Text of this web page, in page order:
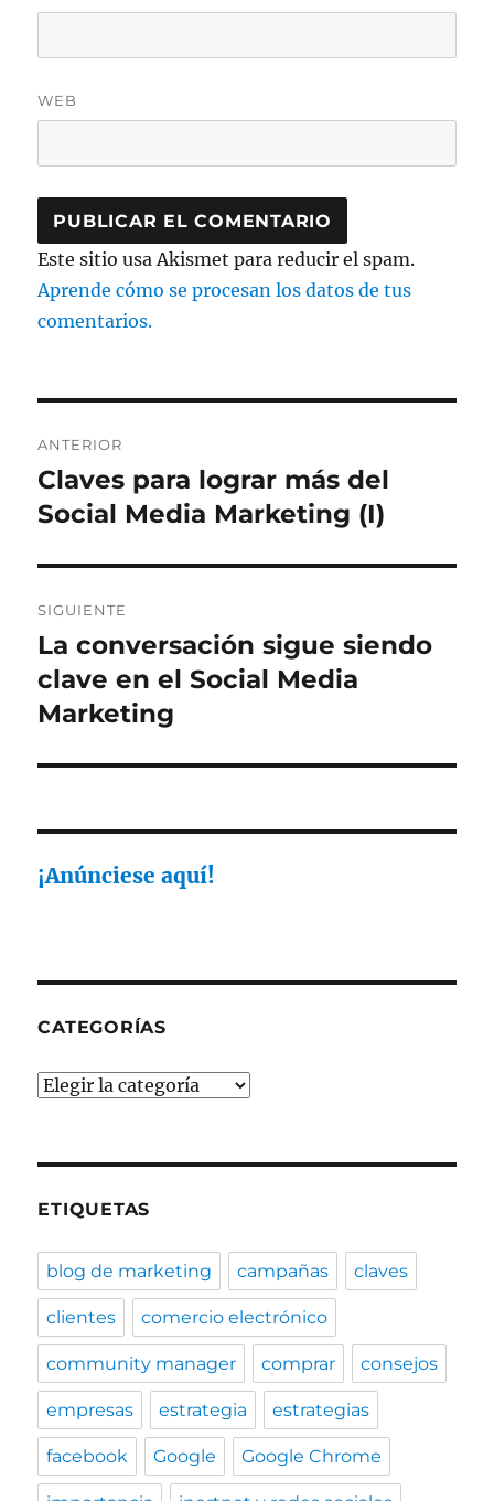
WEB
Este sitio usa Akismet para reducir el spam.
Aprende cómo se procesan los datos de tus
comentarios.
de
entradas
ANTERIOR
Entrada
anterior:
Claves para lograr más del
Social Media Marketing (I)
SIGUIENTE
Entrada
siguiente:
La conversación sigue siendo
clave en el Social Media
Marketing
¡Anúnciese aquí!
CATEGORÍAS
Categorías
ETIQUETAS
blog de marketing campañas claves
clientes comercio electrónico
community manager comprar consejos
empresas estrategia estrategias
facebook Google Google Chrome